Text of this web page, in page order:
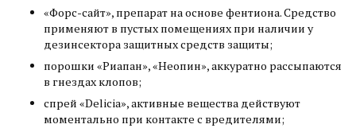
«Форс-сайт», препарат на основе фентиона. Средство
применяют в пустых помещениях при наличии у
дезинсектора защитных средств защиты;
порошки «Риапан», «Неопин», аккуратно рассыпаются
в гнездах клопов;
спрей «Delicia», активные вещества действуют
моментально при контакте с вредителями;